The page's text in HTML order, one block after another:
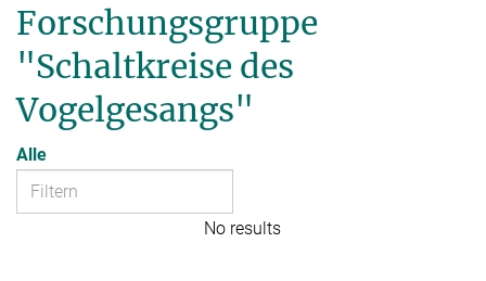
Forschungsgruppe
"Schaltkreise des
Vogelgesangs"
Alle
No results